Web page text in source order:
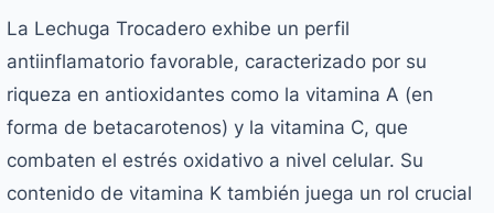
La Lechuga Trocadero exhibe un perfil
antiinflamatorio favorable, caracterizado por su
riqueza en antioxidantes como la vitamina A (en
forma de betacarotenos) y la vitamina C, que
combaten el estrés oxidativo a nivel celular. Su
contenido de vitamina K también juega un rol crucial